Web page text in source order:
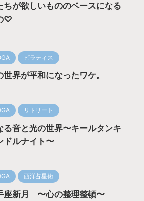
ちが欲しいもののベースになる
♡
ピラティス
世界が平和になったワケ。
リトリート
る音と光の世界〜キールタンキ
ドルナイト〜
西洋占星術
座新月 〜心の整理整頓〜